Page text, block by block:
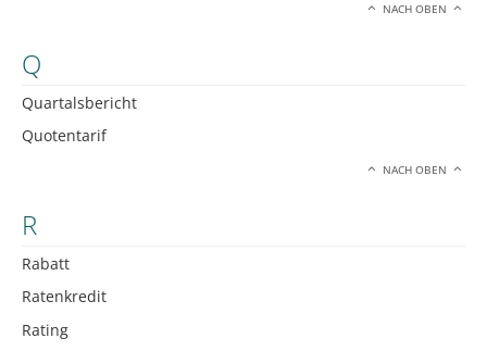
NACH OBEN
Q
Quartalsbericht
Quotentarif
NACH OBEN
R
Rabatt
Ratenkredit
Rating